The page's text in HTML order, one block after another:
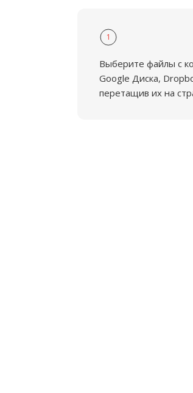
1
Выберите файлы с
Google Диска,
перетащив их на